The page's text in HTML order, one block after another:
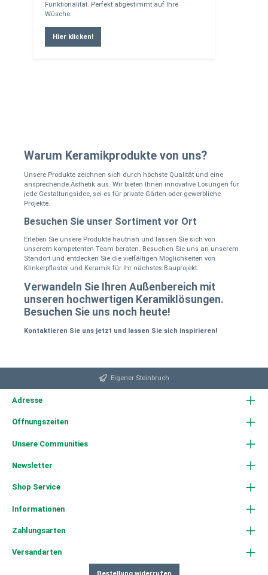
Funktionalität. Perfekt abgestimmt auf Ihre
Wüsche.
Hier klicken!
Warum Keramikprodukte von uns?
Unsere Produkte zeichnen sich durch höchste Qualität und eine
ansprechende Ästhetik aus. Wir bieten Ihnen innovative Lösungen für
jede Gestaltungsidee, sei es für private Gärten oder gewerbliche
Projekte.
Besuchen Sie unser Sortiment vor Ort
Erleben Sie unsere Produkte hautnah und lassen Sie sich von
unserem kompetenten Team beraten. Besuchen Sie uns an unserem
Standort und entdecken Sie die vielfältigen Möglichkeiten von
Klinkerpflaster und Keramik für Ihr nächstes Bauprojekt.
Verwandeln Sie Ihren Außenbereich mit
unseren hochwertigen Keramiklösungen.
Besuchen Sie uns noch heute!
Kontaktieren Sie uns jetzt und lassen Sie sich inspirieren!
Eigener Steinbruch
Adresse
Öffnungszeiten
Unsere Communities
Newsletter
Shop Service
Informationen
Zahlungsarten
Versandarten
Bestellung widerrufen